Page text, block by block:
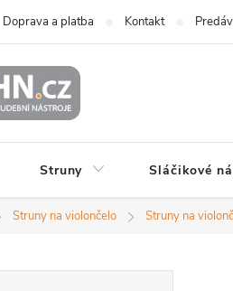
Doprava a platba Kontakt
Struny Sláčikové
Struny na violončelo Struny na